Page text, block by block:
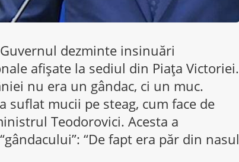
dezminte insinuări
afişate la sediul din Piaţa Victoriei.
nu era un gândac, ci un muc.
suflat mucii pe steag, cum face de
Teodorovici. Acesta a
“De fapt era păr din nasul